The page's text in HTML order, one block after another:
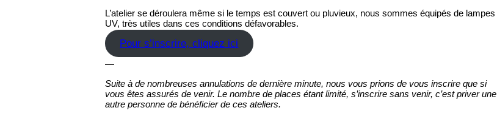
L’atelier se déroulera même si le temps est couvert ou pluvieux, nous sommes équipés de lampes
UV, très utiles dans ces conditions défavorables.
Pour s’inscrire, cliquez ici
—
Suite à de nombreuses annulations de dernière minute, nous vous prions de vous inscrire que si
vous êtes assurés de venir. Le nombre de places étant limité, s’inscrire sans venir, c’est priver une
autre personne de bénéficier de ces ateliers.